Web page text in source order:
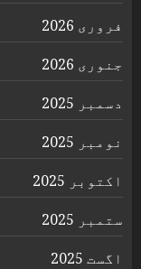
فروری 2026
جنوری 2026
دسمبر 2025
نومبر 2025
اکتوبر 2025
ستمبر 2025
اگست 2025